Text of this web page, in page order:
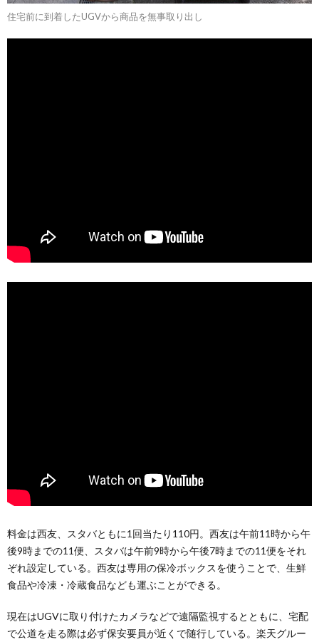
住宅前に到着したUGVから商品を無事取り出し
料金は西友、スタバともに1回当たり110円。西友は午前11時から午
後9時までの11便、スタバは午前9時から午後7時までの11便をそれ
ぞれ設定している。西友は専用の保冷ボックスを使うことで、生鮮
食品や冷凍・冷蔵食品なども運ぶことができる。
現在はUGVに取り付けたカメラなどで遠隔監視するとともに、宅配
で公道を走る際は必ず保安要員が近くで随行している。楽天グルー